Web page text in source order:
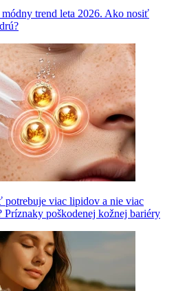
trend leta 2026. Ako nosiť
viac lipidov a nie viac
poškodenej kožnej bariéry